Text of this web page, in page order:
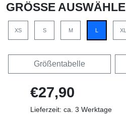
GRÖSSE AUSWÄHLEN
XS S M XL
Größentabelle
€27,90
Lieferzeit: ca. 3 Werktage